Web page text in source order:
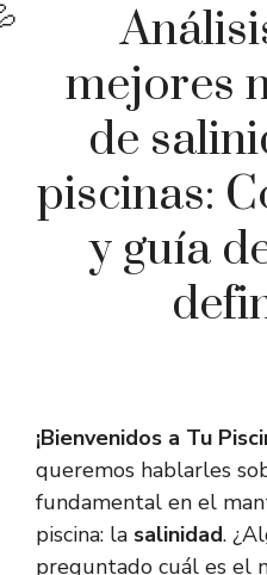
mejores
de
piscinas:
y guía
¡Bienvenidos a Tu
queremos hablarles
fundamental en el
piscina: la salinidad.
preguntado cuál es el